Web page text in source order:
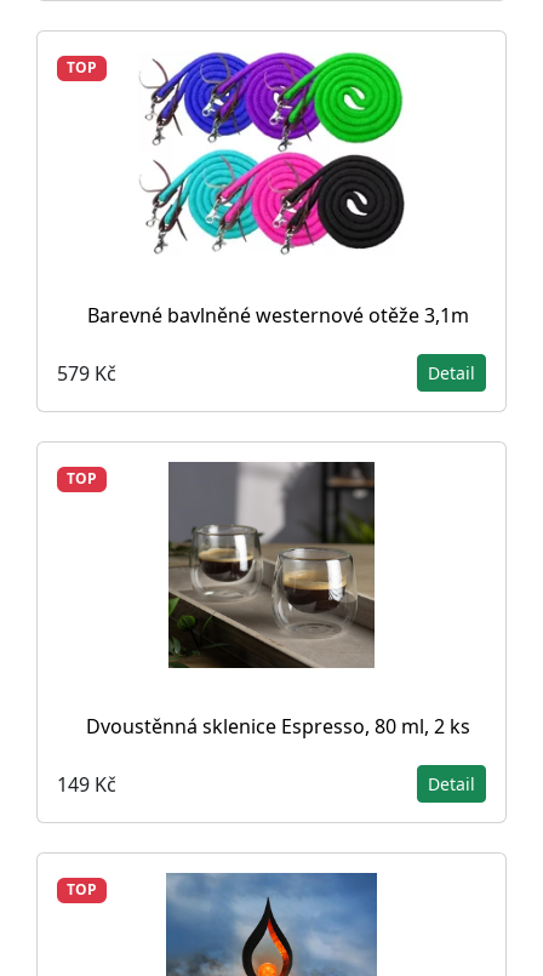
TOP
Barevné bavlněné westernové otěže 3,1m
579 Kč Detail
TOP
Dvoustěnná sklenice Espresso, 80 ml, 2 ks
149 Kč Detail
TOP